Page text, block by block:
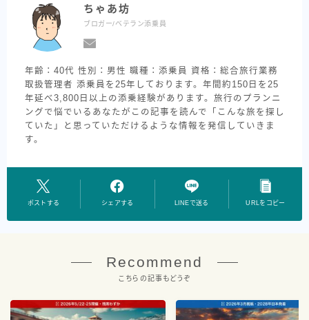
ちゃあ坊
ブロガー/ベテラン添乗員
年齢：40代 性別：男性 職種：添乗員 資格：総合旅行業務
取扱管理者 添乗員を25年しております。年間約150日を25
年延べ3,800日以上の添乗経験があります。旅行のプランニ
ングで悩でいるあなたがこの記事を読んで「こんな旅を探し
ていた」と思っていただけるような情報を発信していきま
す。
ポストする シェアする LINEで送る URLをコピー
Recommend
こちらの記事もどうぞ